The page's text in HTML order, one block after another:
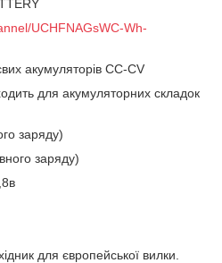
UCHFNAGsWC-Wh-
акумуляторів CC-CV
для акумуляторних складок
заряду)
заряду)
для європейської вилки.